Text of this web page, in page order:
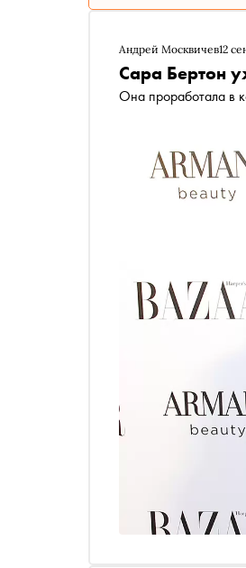
Андрей Москвичев12
Сара Бертон
Она проработала в